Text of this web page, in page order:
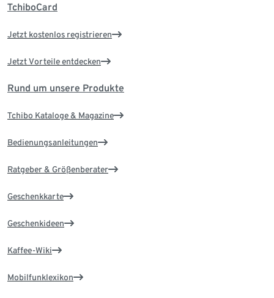
TchiboCard
Jetzt kostenlos registrieren
Jetzt Vorteile entdecken
Rund um unsere Produkte
Tchibo Kataloge & Magazine
Bedienungsanleitungen
Ratgeber & Größenberater
Geschenkkarte
Geschenkideen
Kaffee-Wiki
Mobilfunklexikon